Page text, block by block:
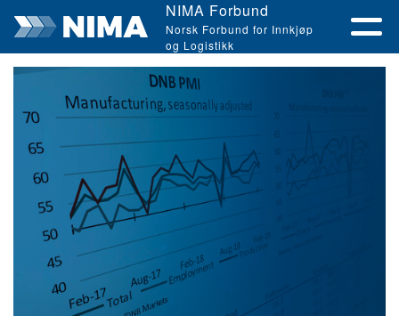
NIMA Forbund
Norsk Forbund for Innkjøp
og Logistikk